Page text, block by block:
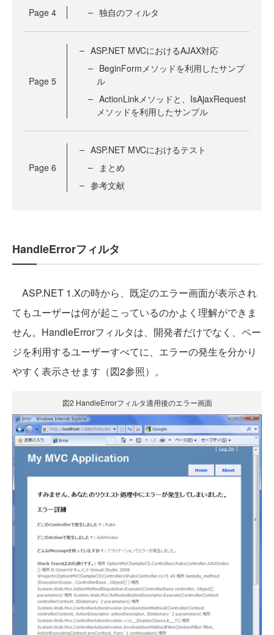
Page 4 独自のフィルタ
Page 5
ASP.NET MVCにおけるAJAX対応
BeginFormメソッドを利用したサンプ
ル
ActionLinkメソッドと、IsAjaxRequest
メソッドを利用したサンプル
Page 6
ASP.NET MVCにおけるテスト
まとめ
参考文献
HandleErrorフィルタ
ASP.NET 1.Xの時から、既定のエラー画面が表示され
てもユーザーは何が起こっているのかよく理解ができま
せん。HandleErrorフィルタは、開発者だけでなく、ペー
ジを利用するユーザーすべてに、エラーの発生を分かり
やすく表示させます（図2参照）。
図2 HandleErrorフィルタ適用後のエラー画面